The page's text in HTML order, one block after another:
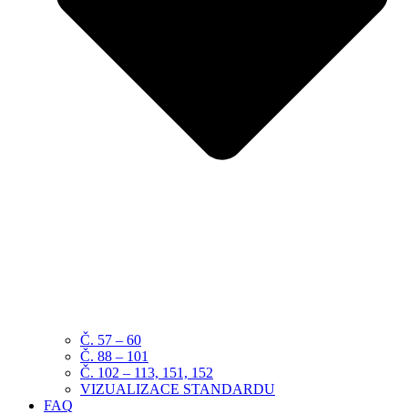
Č. 57 – 60
Č. 88 – 101
Č. 102 – 113, 151, 152
VIZUALIZACE STANDARDU
FAQ